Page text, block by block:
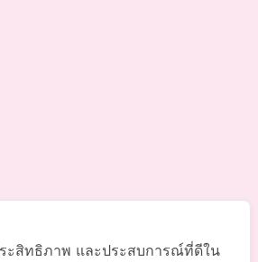
ระสิทธิภาพ และประสบการณ์ที่ดีใน